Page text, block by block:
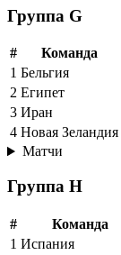
Группа G
# Команда
1 Бельгия
2 Египет
3 Иран
4 Новая Зеландия
Матчи
Группа H
# Команда
1 Испания